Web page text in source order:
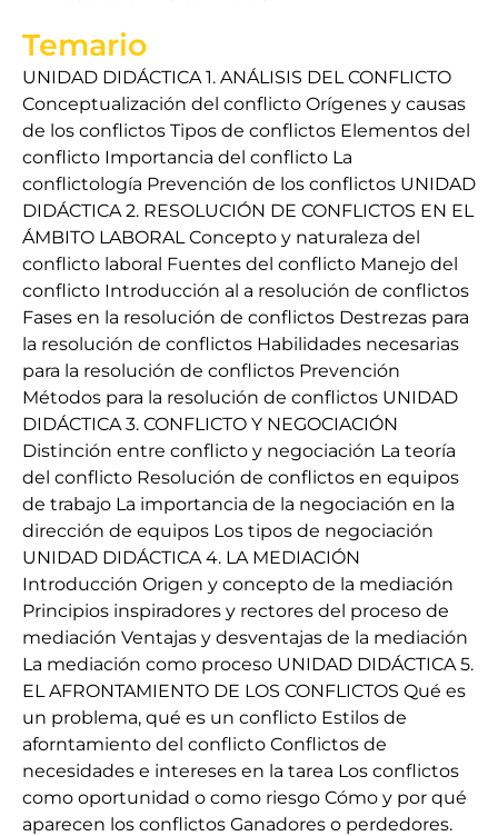
Temario
UNIDAD DIDÁCTICA 1. ANÁLISIS DEL CONFLICTO
Conceptualización del conflicto Orígenes y causas
de los conflictos Tipos de conflictos Elementos del
conflicto Importancia del conflicto La
conflictología Prevención de los conflictos UNIDAD
DIDÁCTICA 2. RESOLUCIÓN DE CONFLICTOS EN EL
ÁMBITO LABORAL Concepto y naturaleza del
conflicto laboral Fuentes del conflicto Manejo del
conflicto Introducción al a resolución de conflictos
Fases en la resolución de conflictos Destrezas para
la resolución de conflictos Habilidades necesarias
para la resolución de conflictos Prevención
Métodos para la resolución de conflictos UNIDAD
DIDÁCTICA 3. CONFLICTO Y NEGOCIACIÓN
Distinción entre conflicto y negociación La teoría
del conflicto Resolución de conflictos en equipos
de trabajo La importancia de la negociación en la
dirección de equipos Los tipos de negociación
UNIDAD DIDÁCTICA 4. LA MEDIACIÓN
Introducción Origen y concepto de la mediación
Principios inspiradores y rectores del proceso de
mediación Ventajas y desventajas de la mediación
La mediación como proceso UNIDAD DIDÁCTICA 5.
EL AFRONTAMIENTO DE LOS CONFLICTOS Qué es
un problema, qué es un conflicto Estilos de
aforntamiento del conflicto Conflictos de
necesidades e intereses en la tarea Los conflictos
como oportunidad o como riesgo Cómo y por qué
aparecen los conflictos Ganadores o perdedores.